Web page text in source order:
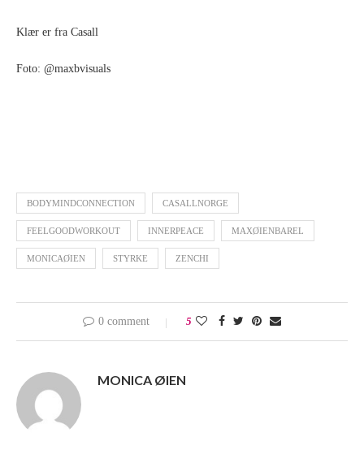
Klær er fra Casall
Foto: @maxbvisuals
BODYMINDCONNECTION CASALLNORGE
FEELGOODWORKOUT INNERPEACE MAXØIENBAREL
MONICAØIEN STYRKE ZENCHI
0 comment 5
MONICA ØIEN